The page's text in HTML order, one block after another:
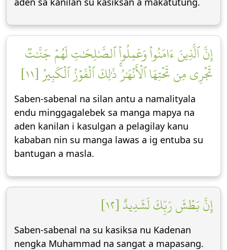
إِنَّ ٱلَّذِينَ ءَامَنُواْ وَعَمِلُواْ ٱلصَّٰلِحَٰتِ لَهُمۡ جَنَّٰتٞ
تَجۡرِي مِن تَحۡتِهَا ٱلۡأَنۡهَٰرُۚ ذَٰلِكَ ٱلۡفَوۡزُ ٱلۡكَبِيرُ [١١]
Saben-sabenal na silan antu a namalityala
endu minggagalebek sa manga mapya na
aden kanilan i kasulgan a pelagilay kanu
kababan nin su manga lawas a ig entuba su
bantugan a masla.
إِنَّ بَطۡشَ رَبِّكَ لَشَدِيدٌ [١٢]
Saben-sabenal na su kasiksa nu Kadenan
nengka Muhammad na sangat a mapasang.